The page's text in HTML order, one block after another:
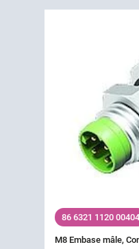
86 6321 1120 00404
M8 Embase mâle,